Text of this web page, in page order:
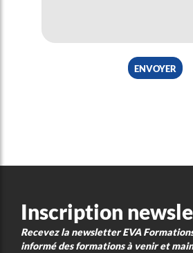
envoyer
Inscription
Recevez la newsletter EVA
informé des formations à venir et